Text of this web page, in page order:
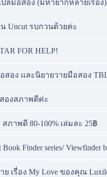
ลมือสอง (มีหายากหลายเรื่อง)
Uncut รบกวนด้วยค่ะ
FOR HELP!
อง เเละนิยายวายมือสอง
องสภาพดีค่ะ
ภาพดี 80-100% เล่มละ 25฿
Finder series/ Viewfinder
าย เรื่อง My Love ของคุณ